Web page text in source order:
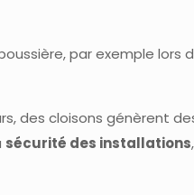
par exemple lors
des cloisons génèrent
sécurité des installations